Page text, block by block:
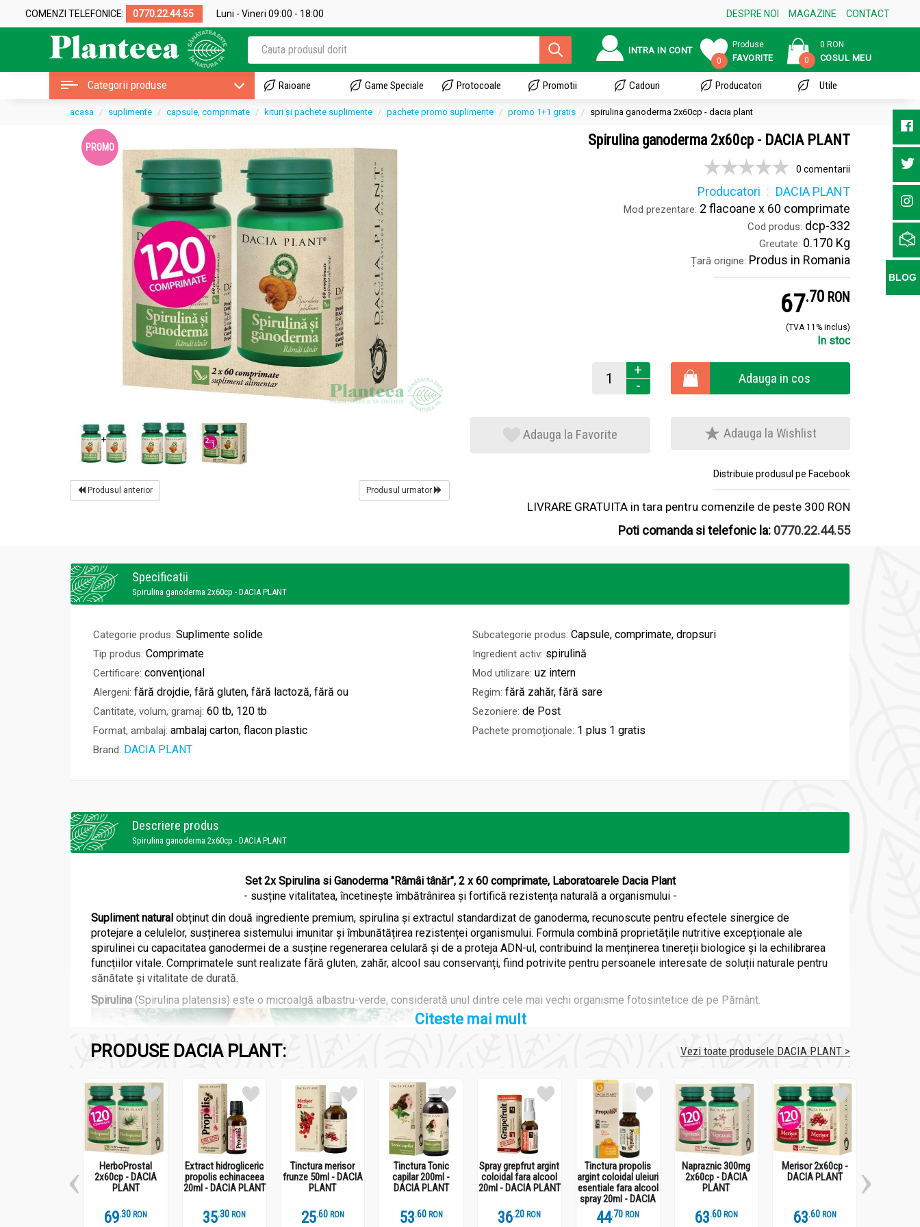
COMENZI TELEFONICE: 0770.22.44.55 Luni - Vineri 09:00 - 18:00 DESPRE NOI MAGAZINE CONTACT
INTRA IN CONT
0
Produse
FAVORITE 0
0 RON
COSUL MEU
Categorii produse Raioane Game Speciale Protocoale Promotii Cadouri Producatori Utile
acasa suplimente capsule, comprimate kituri și pachete suplimente pachete promo suplimente promo 1+1 gratis spirulina ganoderma 2x60cp - dacia plant
PROMO
Produsul anterior Produsul urmator
Spirulina ganoderma 2x60cp - DACIA PLANT
0 comentarii
Producatori DACIA PLANT
Mod prezentare: 2 flacoane x 60 comprimate
Cod produs: dcp-332
Greutate: 0.170 Kg
Țară origine: Produs in Romania
67.7 RON
(TVA 11% inclus)
In stoc
+
-
Adauga in cos
Adauga la Favorite Adauga la Wishlist
Distribuie produsul pe Facebook
LIVRARE GRATUITA in tara pentru comenzile de peste 300 RON
Poti comanda si telefonic la: 0770.22.44.55
Specificatii
Spirulina ganoderma 2x60cp - DACIA PLANT
Categorie produs: Suplimente solide Subcategorie produs: Capsule, comprimate, dropsuri
Tip produs: Comprimate Ingredient activ: spirulină
Certificare: convenţional Mod utilizare: uz intern
Alergeni: fără drojdie, fără gluten, fără lactoză, fără ou Regim: fără zahăr, fără sare
Cantitate, volum, gramaj: 60 tb, 120 tb Sezoniere: de Post
Format, ambalaj: ambalaj carton, flacon plastic Pachete promoționale: 1 plus 1 gratis
Brand: DACIA PLANT
Descriere produs
Spirulina ganoderma 2x60cp - DACIA PLANT
Set 2x Spirulina si Ganoderma "Râmâi tânăr", 2 x 60 comprimate, Laboratoarele Dacia Plant
- susține vitalitatea, încetinește îmbătrânirea și fortifică rezistența naturală a organismului -
Supliment natural obținut din două ingrediente premium, spirulina și extractul standardizat de ganoderma, recunoscute pentru efectele sinergice de
protejare a celulelor, susținerea sistemului imunitar și îmbunătățirea rezistenței organismului. Formula combină proprietățile nutritive excepționale ale
spirulinei cu capacitatea ganodermei de a susține regenerarea celulară și de a proteja ADN-ul, contribuind la menținerea tinereții biologice și la echilibrarea
funcțiilor vitale. Comprimatele sunt realizate fără gluten, zahăr, alcool sau conservanți, fiind potrivite pentru persoanele interesate de soluții naturale pentru
sănătate și vitalitate de durată.
Spirulina (Spirulina platensis) este o microalgă albastru-verde, considerată unul dintre cele mai vechi organisme fotosintetice de pe Pământ.
Utilizată încă din perioada civilizațiilor precolumbiene, spirulina a fost redescoperită în secolul XX ca sursă concentrată de proteine, vitamine (B1, B2, B3,
B6, B9, B12), minerale (fier, calciu, magneziu, potasiu), acizi grași esențiali și antioxidanți. Studiile moderne au demonstrat că spirulina contribuie la
creșterea masei musculare, la îmbunătățirea rezistenței organismului, la reducerea inflamațiilor și la susținerea sănătății sistemului imunitar. De asemenea,
Citeste mai mult
PRODUSE DACIA PLANT: Vezi toate produsele DACIA PLANT >
HerboProstal
2x60cp - DACIA
PLANT
69.3 RON
Extract hidrogliceric
propolis echinaceea
20ml - DACIA PLANT
35.3 RON
Tinctura merisor
frunze 50ml - DACIA
PLANT
25.6 RON
Tinctura Tonic
capilar 200ml -
DACIA PLANT
53.6 RON
Spray grepfrut argint
coloidal fara alcool
20ml - DACIA PLANT
36.2 RON
Tinctura propolis
argint coloidal uleiuri
esentiale fara alcool
spray 20ml - DACIA
PLANT
44.7 RON
Napraznic 300mg
2x60cp - DACIA
PLANT
63.6 RON
Merisor 2x60cp -
DACIA PLANT
63.6 RON
BLOG